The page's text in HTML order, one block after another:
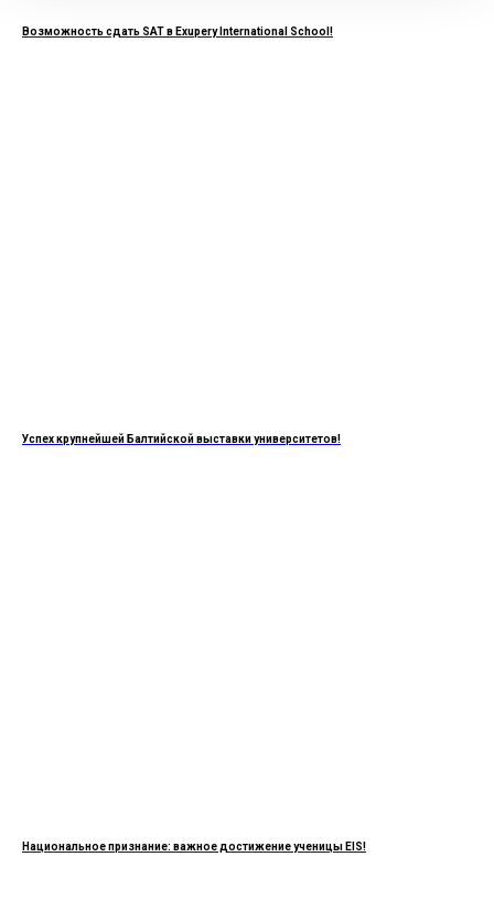
Возможность сдать SAT в Exupery International School!
Успех крупнейшей Балтийской выставки университетов!
Национальное признание: важное достижение ученицы EIS!